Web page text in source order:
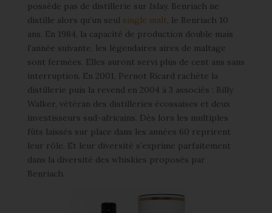
possède pas de distillerie sur Islay. Benriach ne
distille alors qu’un seul single malt, le Benriach 10
ans. En 1984, la capacité de production double mais
l’année suivante, les légendaires aires de maltage
sont fermées. Elles auront servi plus de cent ans sans
interruption. En 2001, Pernot Ricard rachète la
distillerie puis la revend en 2004 à 3 associés : Billy
Walker, vétéran des distilleries écossaises et deux
investisseurs sud-africains. Dès lors les multiples
fûts laissés sur place dans les années 60 reprirent
leur rôle. Et leur diversité s’exprime parfaitement
dans la diversité des whiskies proposés par
Benriach.